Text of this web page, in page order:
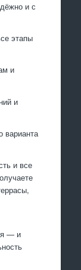
и с
этапы
и
и
варианта
и все
— и